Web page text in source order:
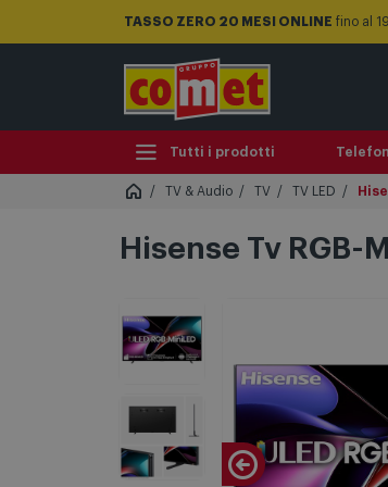
TASSO ZERO 20 MESI ONLINE fino al
Tutti i prodotti
TV & Audio TV TV LED
Hisense Tv RGB-